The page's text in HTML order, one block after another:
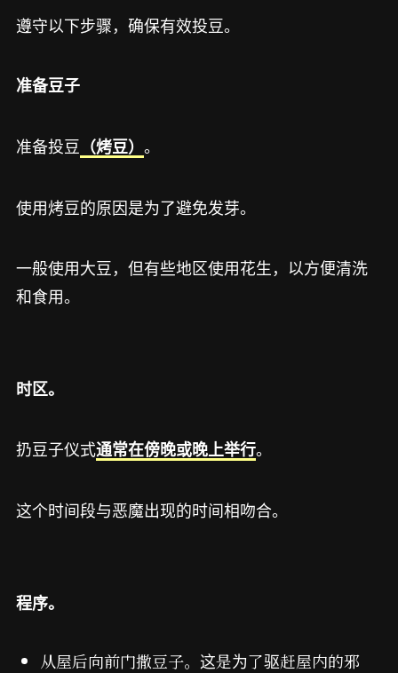
遵守以下步骤，确保有效投豆。
准备豆子
准备投豆 （烤豆） 。
使用烤豆的原因是为了避免发芽。
一般使用大豆，但有些地区使用花生，以方便清洗
和食用。
时区。
扔豆子仪式通常在傍晚或晚上举行。
这个时间段与恶魔出现的时间相吻合。
程序。
从屋后向前门撒豆子。这是为了驱赶屋内的邪